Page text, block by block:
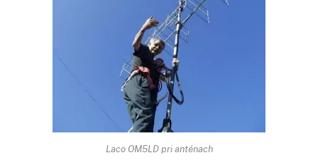
Laco OM5LD pri anténach